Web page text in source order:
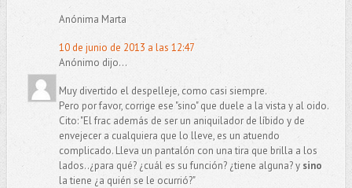
Anónima Marta
10 de junio de 2013 a las 12:47
Anónimo dijo...
Muy divertido el despelleje, como casi siempre.
Pero por favor, corrige ese "sino" que duele a la vista y al oido.
Cito: "El frac además de ser un aniquilador de líbido y de
envejecer a cualquiera que lo lleve, es un atuendo
complicado. Lleva un pantalón con una tira que brilla a los
lados..¿para qué? ¿cuál es su función? ¿tiene alguna? y sino
la tiene ¿a quién se le ocurrió?"